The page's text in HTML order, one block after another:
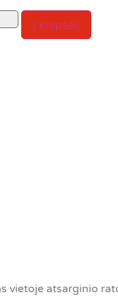
Į krepšelį
vietoje atsarginio